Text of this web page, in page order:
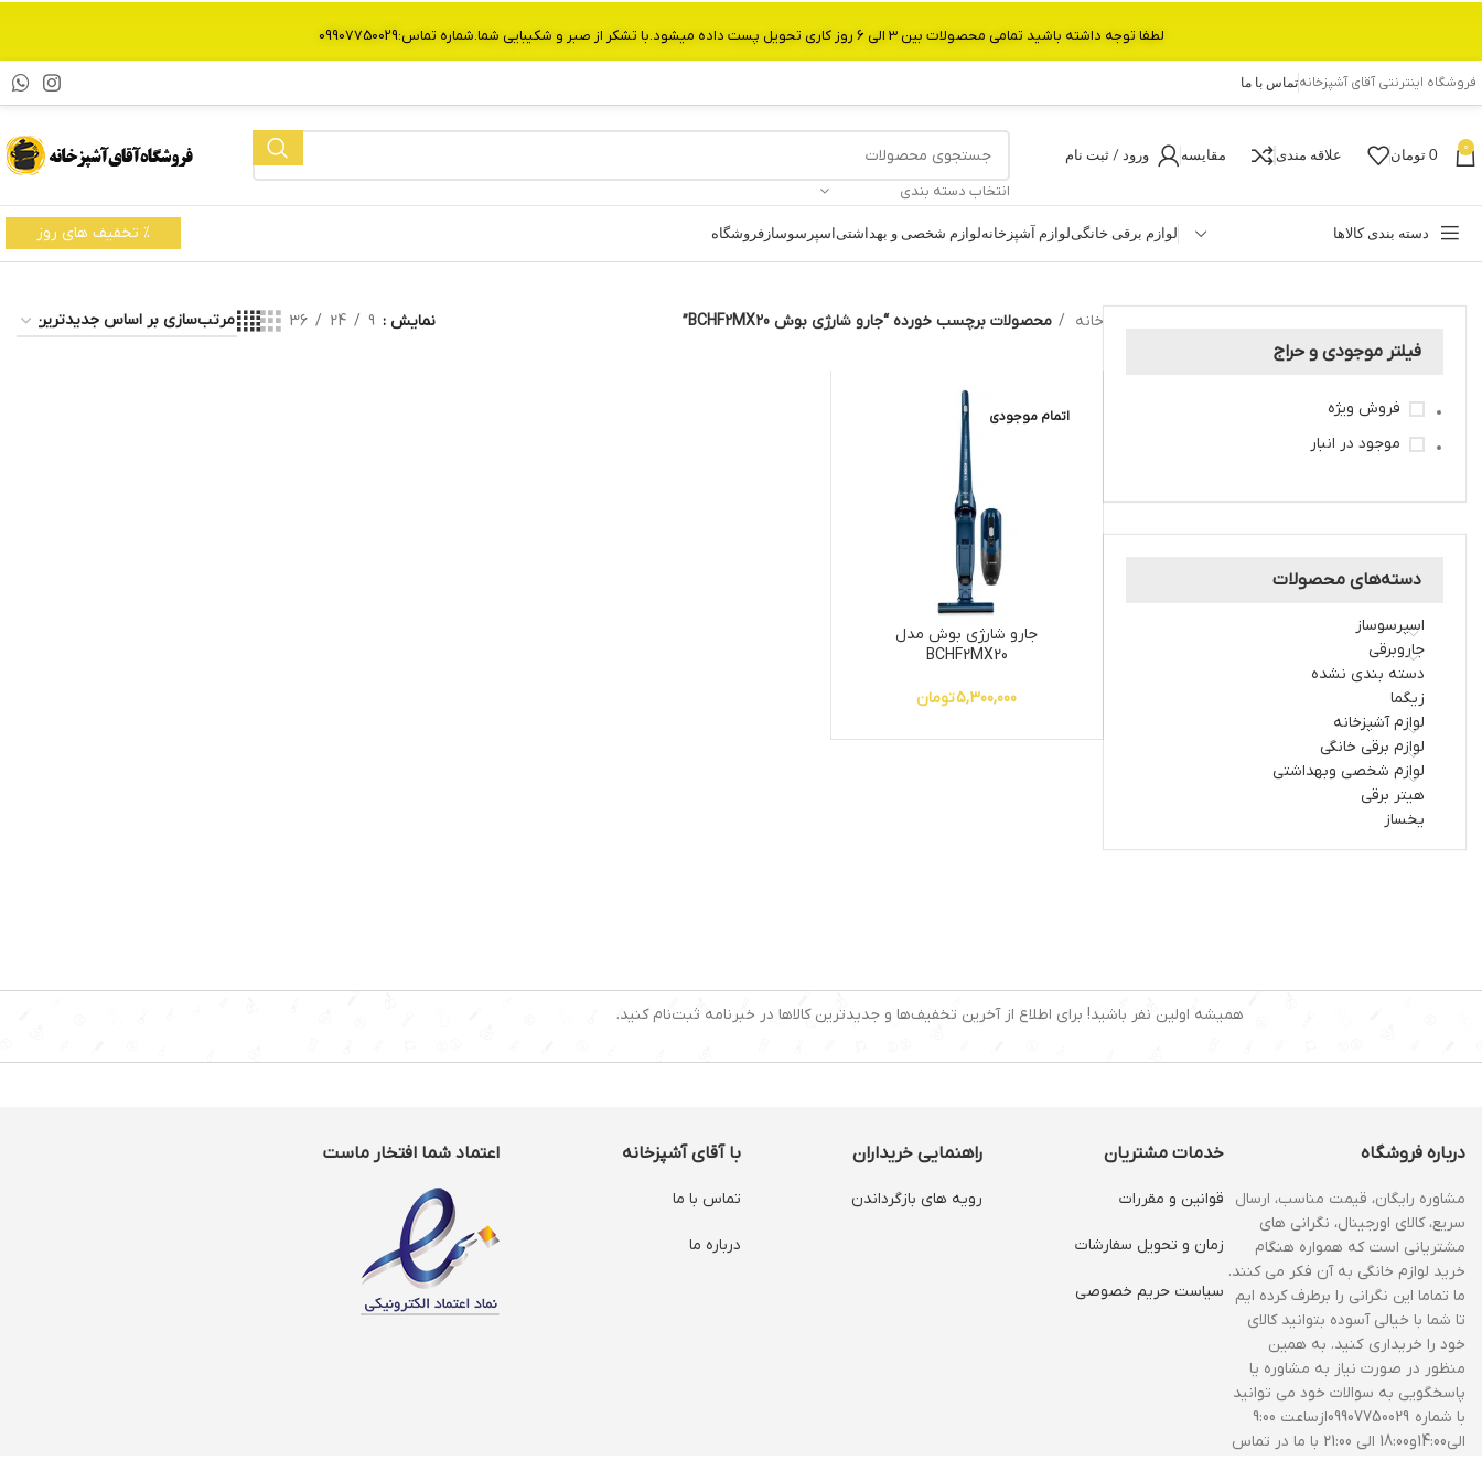
فروشگاه اینترنتی آقای آشپزخانهتماس با ما
0
0 تومان علاقه مندی مقایسه ورود / ثبت نام
انتخاب دسته بندی
دسته بندی کالاها لوازم برقی خانگیلوازم آشپزخانهلوازم شخصی و بهداشتی اسپرسوساز فروشگاه % تخفیف های روز
فیلتر موجودی و حراج
فروش ویژه
موجود در انبار
دسته‌های محصولات
اسپرسوساز
جاروبرقی
دسته بندی نشده
زیگما
لوازم آشپزخانه
لوازم برقی خانگی
لوازم شخصی وبهداشتی
هیتر برقی
یخساز
خانه محصولات برچسب خورده “جارو شارژی بوش BCHF2MX20” نمایش 9
24
36
اتمام موجودی
جارو شارژی بوش مدل
BCHF2MX20
5,300,000تومان
همیشه اولین نفر باشید! برای اطلاع از آخرین تخفیف‌ها و جدیدترین کالاها در خبرنامه ثبت‌نام کنید.
درباره فروشگاه
مشاوره رایگان، قیمت مناسب، ارسال
سریع، کالای اورجینال، نگرانی های
مشتریانی است که همواره هنگام
خرید لوازم خانگی به آن فکر می کنند.
ما تماما این نگرانی را برطرف کرده ایم
تا شما با خیالی آسوده بتوانید کالای
خود را خریداری کنید. به همین
منظور در صورت نیاز به مشاوره یا
پاسخگویی به سوالات خود می توانید
با شماره 09907750029ازساعت 9:00
الی14:00و18:00 الی 21:00 با ما در تماس
خدمات مشتریان
قوانین و مقررات
زمان و‌ تحویل سفارشات
سیاست حریم خصوصی
راهنمایی خریداران
رویه های بازگرداندن
با آقای آشپزخانه
تماس با ما
درباره ما
اعتماد شما افتخار ماست
لطفا توجه داشته باشید تمامی محصولات بین 3 الی 6 روز کاری تحویل پست داده میشود.با تشکر از صبر و شکیبایی شما.شماره تماس:09907750029